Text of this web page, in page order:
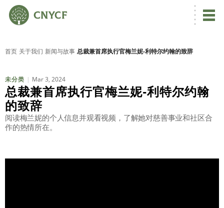
首页 关于我们 新闻与故事 总裁兼首席执行官梅兰妮-利特尔约翰的致辞
未分类 Mar 3, 2024
总裁兼首席执行官梅兰妮-利特尔约翰
的致辞
阅读梅兰妮的个人信息并观看视频，了解她对慈善事业和社区合
作的热情所在。